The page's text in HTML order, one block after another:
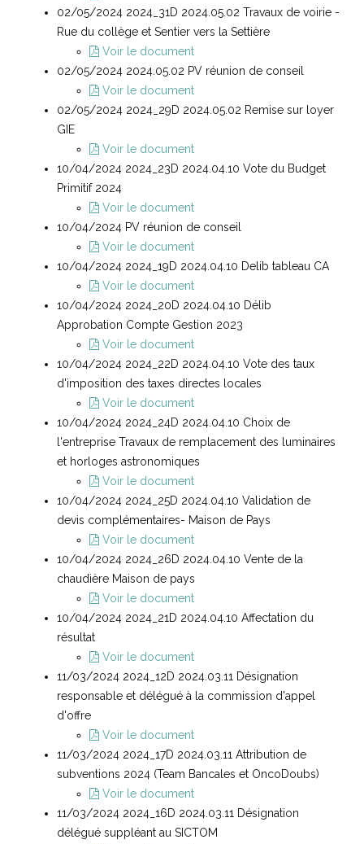
02/05/2024 2024_31D 2024.05.02 Travaux de voirie -
Rue du collège et Sentier vers la Settière
Voir le document
02/05/2024 2024.05.02 PV réunion de conseil
Voir le document
02/05/2024 2024_29D 2024.05.02 Remise sur loyer
GIE
Voir le document
10/04/2024 2024_23D 2024.04.10 Vote du Budget
Primitif 2024
Voir le document
10/04/2024 PV réunion de conseil
Voir le document
10/04/2024 2024_19D 2024.04.10 Delib tableau CA
Voir le document
10/04/2024 2024_20D 2024.04.10 Délib
Approbation Compte Gestion 2023
Voir le document
10/04/2024 2024_22D 2024.04.10 Vote des taux
d'imposition des taxes directes locales
Voir le document
10/04/2024 2024_24D 2024.04.10 Choix de
l'entreprise Travaux de remplacement des luminaires
et horloges astronomiques
Voir le document
10/04/2024 2024_25D 2024.04.10 Validation de
devis complémentaires- Maison de Pays
Voir le document
10/04/2024 2024_26D 2024.04.10 Vente de la
chaudière Maison de pays
Voir le document
10/04/2024 2024_21D 2024.04.10 Affectation du
résultat
Voir le document
11/03/2024 2024_12D 2024.03.11 Désignation
responsable et délégué à la commission d'appel
d'offre
Voir le document
11/03/2024 2024_17D 2024.03.11 Attribution de
subventions 2024 (Team Bancales et OncoDoubs)
Voir le document
11/03/2024 2024_16D 2024.03.11 Désignation
délégué suppléant au SICTOM